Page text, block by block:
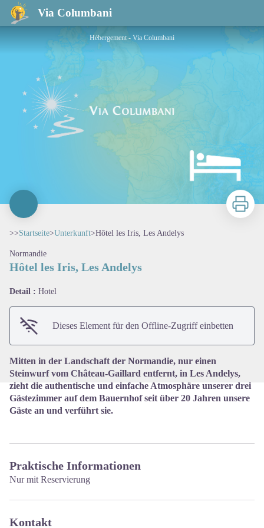
Via Columbani
Hôtel les Iris, Les Andelys
Hébergement - Via Columbani
Zu
>>Startseite>Unterkunft>Hôtel les Iris, Les Andelys
Normandie
Hôtel les Iris, Les Andelys
Detail : Hotel
Dieses Element für den Offline-Zugriff einbetten
Mitten in der Landschaft der Normandie, nur einen
Steinwurf vom Château-Gaillard entfernt, in Les Andelys,
zieht die authentische und einfache Atmosphäre unserer drei
Gästezimmer auf dem Bauernhof seit über 20 Jahren unsere
Gäste an und verführt sie.
Praktische Informationen
Nur mit Reservierung
Kontakt